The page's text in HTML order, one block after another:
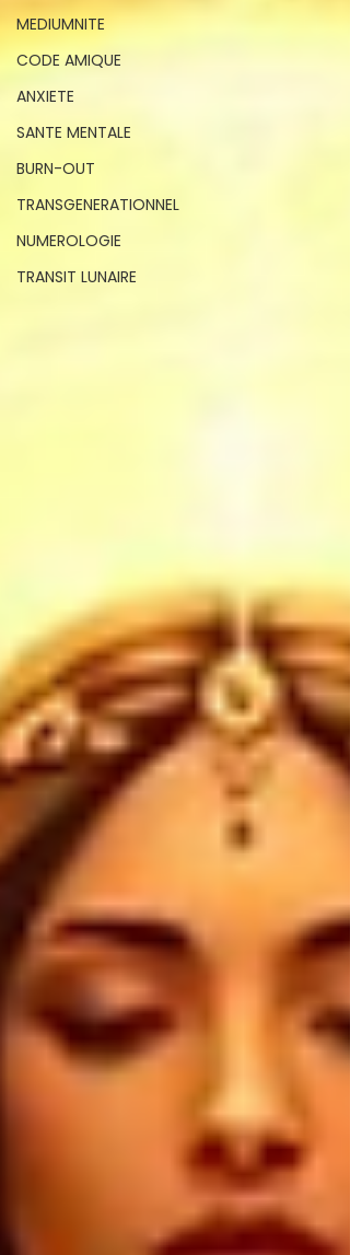
MEDIUMNITE
CODE AMIQUE
ANXIETE
SANTE MENTALE
BURN-OUT
TRANSGENERATIONNEL
NUMEROLOGIE
TRANSIT LUNAIRE